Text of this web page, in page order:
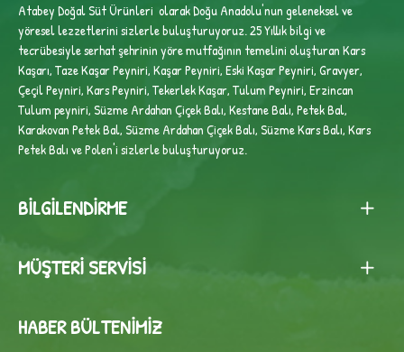
Atabey Doğal Süt Ürünleri olarak Doğu Anadolu'nun geleneksel ve
yöresel lezzetlerini sizlerle buluşturuyoruz. 25 Yıllık bilgi ve
tecrübesiyleserhat şehrinin yöre mutfağının temelini oluşturan Kars
Kaşarı, Taze Kaşar Peyniri, Kaşar Peyniri, Eski Kaşar Peyniri, Gravyer,
Çeçil Peyniri, Kars Peyniri, Tekerlek Kaşar, Tulum Peyniri, Erzincan
Tulum peyniri,Süzme Ardahan Çiçek Balı, Kestane Balı, Petek Bal,
Karakovan Petek Bal, Süzme Ardahan Çiçek Balı, Süzme Kars Balı, Kars
Petek Balı ve Polen'i sizlerle buluşturuyoruz.
BILGILENDIRME
MÜŞTERI SERVISI
HABER BÜLTENIMIZ